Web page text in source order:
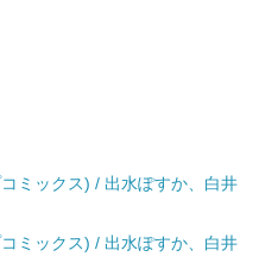
ミックス) / 出水ぽすか、白井
ミックス) / 出水ぽすか、白井